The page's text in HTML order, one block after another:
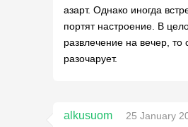
азарт. Однако иногда
портят настроение. В
развлечение на вечер, то
разочарует.
alkusuom
25 January